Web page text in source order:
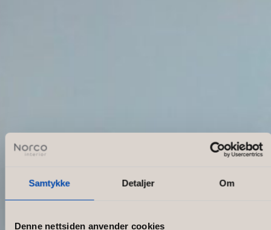
Samtykke Detaljer Om
Denne nettsiden anvender cookies